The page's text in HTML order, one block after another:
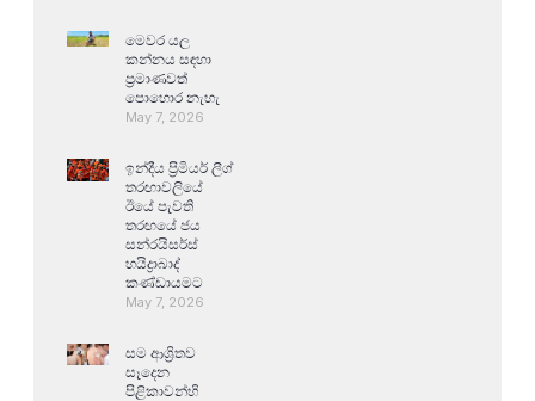
මෙවර යල
කන්නය සඳහා
ප්‍රමාණවත්
පොහොර නැහැ
May 7, 2026
ඉන්දීය ප්‍රිමියර් ලීග්
තරඟාවලියේ
ඊයේ පැවති
තරඟයේ ජය
සන්රයිසර්ස්
හයිද්‍රාබාද්
කණ්ඩායමට
May 7, 2026
සම ආශ්‍රිතව
සෑදෙන
පිළිකාවන්හි